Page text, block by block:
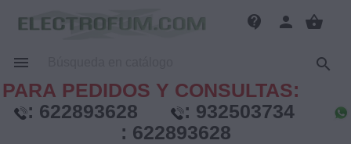
contact_support person shopping_basket
 
PARA PEDIDOS Y CONSULTAS:
: 622893628 : 932503734
: 622893628